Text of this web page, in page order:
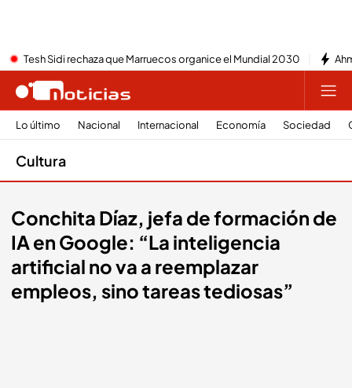
Tesh Sidi rechaza que Marruecos organice el Mundial 2030
Lo último Nacional Internacional Economía Sociedad
Cultura
Conchita Díaz, jefa de formación de
IA en Google: “La inteligencia
artificial no va a reemplazar
empleos, sino tareas tediosas”